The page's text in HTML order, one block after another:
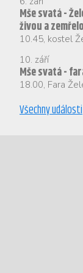
Mše svatá -
živou a
10.45, kostel
10. září
Mše svatá -
18.00, Fara
Všechny události